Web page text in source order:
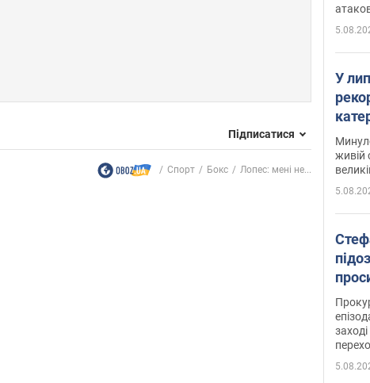
Підписатися
Спорт Бокс Лопес: мені не...
У
живій